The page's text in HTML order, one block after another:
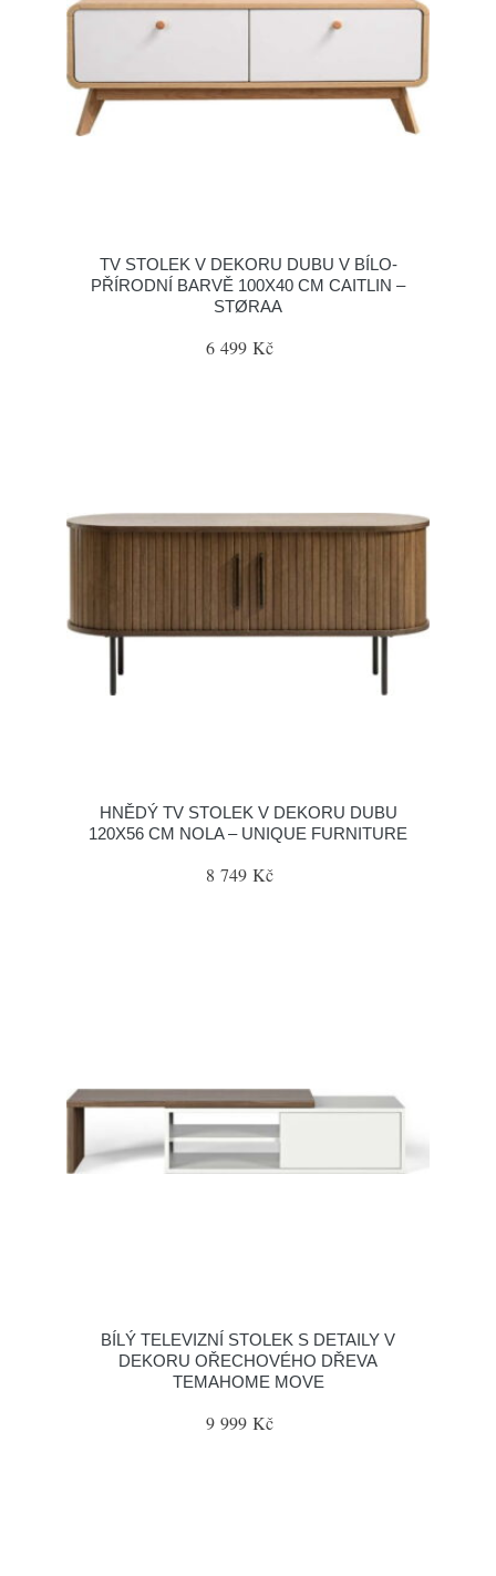
TV STOLEK V DEKORU DUBU V BÍLO-
PŘÍRODNÍ BARVĚ 100X40 CM CAITLIN –
STØRAA
6 499 Kč
HNĚDÝ TV STOLEK V DEKORU DUBU
120X56 CM NOLA – UNIQUE FURNITURE
8 749 Kč
BÍLÝ TELEVIZNÍ STOLEK S DETAILY V
DEKORU OŘECHOVÉHO DŘEVA
TEMAHOME MOVE
9 999 Kč